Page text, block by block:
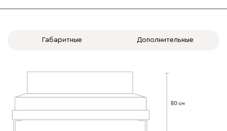
Онли 1511
Габаритные Дополнительные